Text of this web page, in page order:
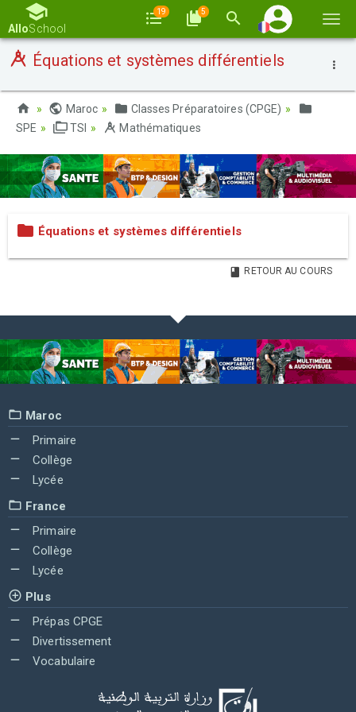
la
AlloSchool
19 5
Équations et systèmes différentiels
Maroc
Classes Préparatoires (CPGE)
SPE
TSI Mathématiques
Équations et systèmes différentiels
RETOUR AU COURS
Maroc
Primaire
Collège
Lycée
France
Primaire
Collège
Lycée
Plus
Prépas CPGE
Divertissement
Vocabulaire